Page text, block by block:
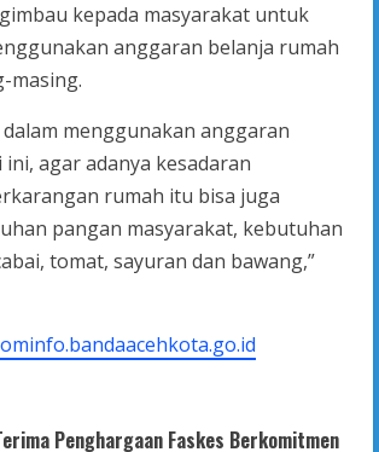
kepada masyarakat untuk
anggaran belanja rumah
masing.
menggunakan anggaran
agar adanya kesadaran
rumah itu bisa juga
pangan masyarakat, kebutuhan
tomat, sayuran dan bawang,”
Penghargaan Faskes Berkomitmen